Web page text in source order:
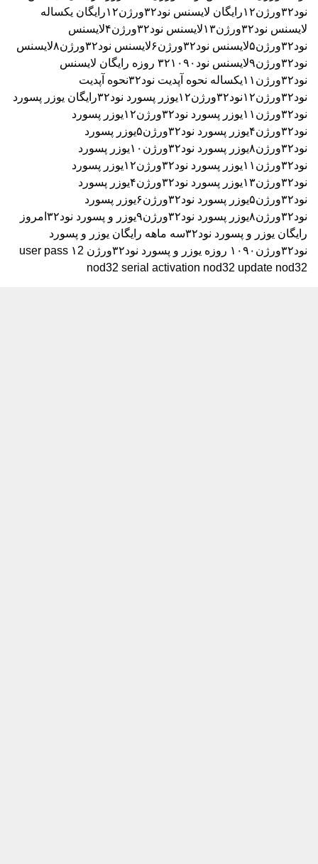
نود۳۲ورژن۱۲رایگان
لایسنس نود۳۲ورژن۱۲رایگان یکساله
لایسنس نود۳۲ورژن۱۳
لایسنس نود۳۲ورژن۴
لایسنس
نود۳۲ورژن۵
لایسنس نود۳۲ورژن۶ لایسنس نود۳۲ورژن۸
لایسنس
نود۳۲ورژن۹
لایسنس نود۳۲۱۰۹۰ روزه رایگان
لایسنس
نود۳۲ورژن۱۱یکساله
نحوه آپدیت نود۳۲
نحوه آپدیت
نود۳۲ورژن۱۲
نود۳۲ورژن۱۲ یوزر پسورد نود۳۲رایگان
یوزر پسورد
نود۳۲ورژن۱۱
یوزر پسورد نود۳۲ورژن۱۲
یوزر پسورد
نود۳۲ورژن۴
یوزر پسورد نود۳۲ورژن۵
یوزر پسورد
نود۳۲ورژن۸
یوزر پسورد نود۳۲ورژن۱۰
یوزر پسورد
نود۳۲ورژن۱۱
یوزر پسورد نود۳۲ورژن۱۲
یوزر پسورد
نود۳۲ورژن۱۳
یوزر پسورد نود۳۲ورژن۴
یوزر پسورد
نود۳۲ورژن۵
یوزر پسورد نود۳۲ورژن۶
یوزر پسورد
نود۳۲ورژن۸
یوزر پسورد نود۳۲ورژن۹
یوزر و پسورد نود۳۲امروز
رایگان یوزر و پسورد نود۳۲سه ماهه رایگان
یوزر و پسورد
نود۳۲ورژن۱۰۹۰ روزه
یوزر و پسورد نود۳۲ورژن ۱2
user pass
nod32 serial activation nod32 update nod32